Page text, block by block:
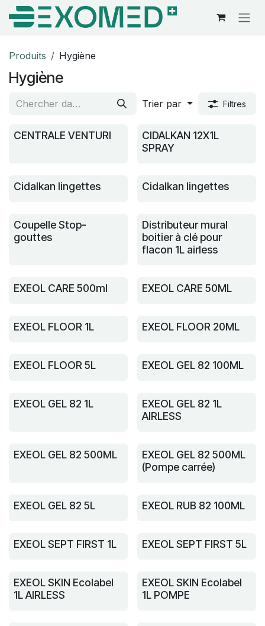
Se rendre au contenu
Produits Hygiène
Hygiène
Trier par Filtres
CENTRALE VENTURI
CIDALKAN 12X1L
SPRAY
Cidalkan lingettes Cidalkan lingettes
Coupelle Stop-
gouttes
Distributeur mural
boitier à clé pour
flacon 1L airless
EXEOL CARE 500ml EXEOL CARE 50ML
EXEOL FLOOR 1L EXEOL FLOOR 20ML
EXEOL FLOOR 5L EXEOL GEL 82 100ML
EXEOL GEL 82 1L
EXEOL GEL 82 1L
AIRLESS
EXEOL GEL 82 500ML
EXEOL GEL 82 500ML
(Pompe carrée)
EXEOL GEL 82 5L EXEOL RUB 82 100ML
EXEOL SEPT FIRST 1L EXEOL SEPT FIRST 5L
EXEOL SKIN Ecolabel
1L AIRLESS
EXEOL SKIN Ecolabel
1L POMPE